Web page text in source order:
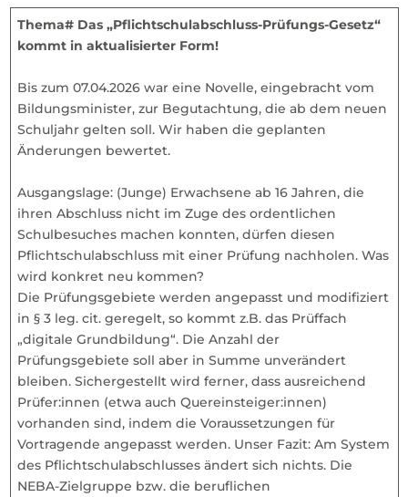
Thema# Das „Pflichtschulabschluss-Prüfungs-Gesetz“
kommt in aktualisierter Form!
Bis zum 07.04.2026 war eine Novelle, eingebracht vom
Bildungsminister, zur Begutachtung, die ab dem neuen
Schuljahr gelten soll. Wir haben die geplanten
Änderungen bewertet.
Ausgangslage: (Junge) Erwachsene ab 16 Jahren, die
ihren Abschluss nicht im Zuge des ordentlichen
Schulbesuches machen konnten, dürfen diesen
Pflichtschulabschluss mit einer Prüfung nachholen. Was
wird konkret neu kommen?
Die Prüfungsgebiete werden angepasst und modifiziert
in § 3 leg. cit. geregelt, so kommt z.B. das Prüffach
„digitale Grundbildung“. Die Anzahl der
Prüfungsgebiete soll aber in Summe unverändert
bleiben. Sichergestellt wird ferner, dass ausreichend
Prüfer:innen (etwa auch Quereinsteiger:innen)
vorhanden sind, indem die Voraussetzungen für
Vortragende angepasst werden. Unser Fazit: Am System
des Pflichtschulabschlusses ändert sich nichts. Die
NEBA-Zielgruppe bzw. die beruflichen